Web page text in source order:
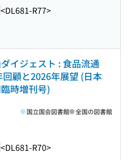
<DL681-R77>
イジェスト : 食品流通
回顧と2026年展望 (日本
時増刊号)
<DL681-R70>
国立国会図書館 全国の図書館